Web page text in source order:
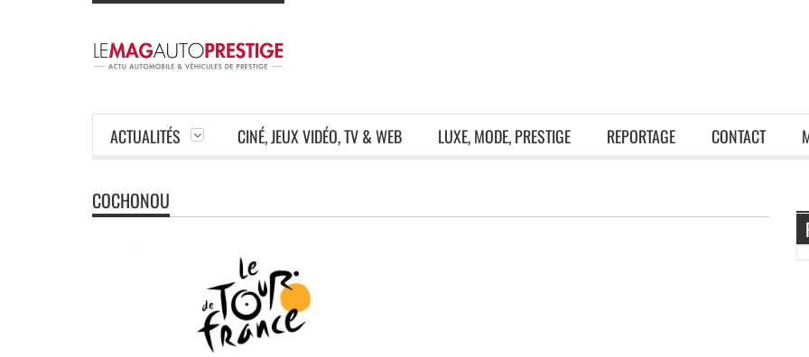
ACTUALITÉS CINÉ, JEUX VIDÉO, TV & WEB LUXE, MODE, PRESTIGE REPORTAGE CONTACT
COCHONOU